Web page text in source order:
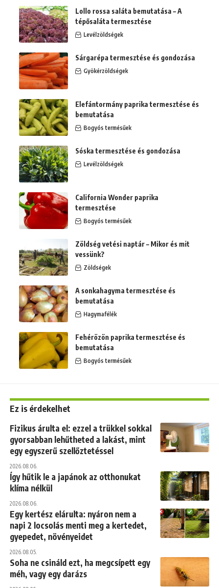
Lollo rossa saláta bemutatása – A
tépősaláta termesztése
Levélzöldségek
Sárgarépa termesztése és gondozása
Gyökérzöldségek
Elefántormány paprika termesztése és
bemutatása
Bogyós termésűek
Sóska termesztése és gondozása
Levélzöldségek
California Wonder paprika
termesztése
Bogyós termésűek
Zöldség vetési naptár – Mikor és mit
vessünk?
Zöldségek
A sonkahagyma termesztése és
bemutatása
Hagymafélék
Fehérözön paprika termesztése és
bemutatása
Bogyós termésűek
Ez is érdekelhet
Fizikus árulta el: ezzel a trükkel sokkal
gyorsabban lehűtheted a lakást, mint
egy egyszerű szellőztetéssel
2026.08.06.
Így hűtik le a japánok az otthonukat
klíma nélkül
2026.08.06.
Egy kertész elárulta: nyáron nem a
napi 2 locsolás menti meg a kertedet,
gyepedet, növényeidet
2026.08.05.
Soha ne csináld ezt, ha megcsípett egy
méh, vagy egy darázs